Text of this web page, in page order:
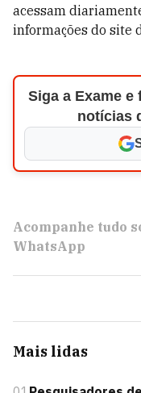
acessam
informações do site
Siga a Exame
notícias
Acompanhe tudo
WhatsApp
Mais lidas